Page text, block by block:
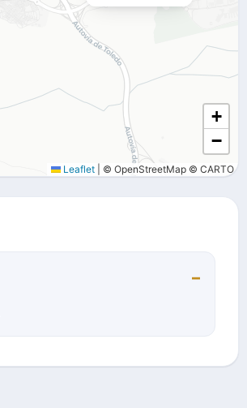
+
−
Leaflet © OpenStreetMap © CARTO